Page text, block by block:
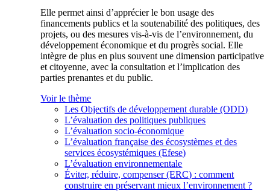
Elle permet ainsi d’apprécier le bon usage des
financements publics et la soutenabilité des politiques, des
projets, ou des mesures vis-à-vis de l’environnement, du
développement économique et du progrès social. Elle
intègre de plus en plus souvent une dimension participative
et citoyenne, avec la consultation et l’implication des
parties prenantes et du public.
Voir le thème
Les Objectifs de développement durable (ODD)
L’évaluation des politiques publiques
L’évaluation socio-économique
L’évaluation française des écosystèmes et des
services écosystémiques (Efese)
L’évaluation environnementale
Éviter, réduire, compenser (ERC) : comment
construire en préservant mieux l’environnement ?